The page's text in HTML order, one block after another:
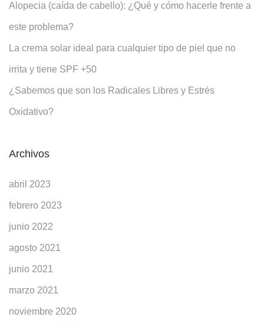
Alopecia (caída de cabello): ¿Qué y cómo hacerle frente a
este problema?
La crema solar ideal para cualquier tipo de piel que no
irrita y tiene SPF +50
¿Sabemos que son los Radicales Libres y Estrés
Oxidativo?
Archivos
abril 2023
febrero 2023
junio 2022
agosto 2021
junio 2021
marzo 2021
noviembre 2020